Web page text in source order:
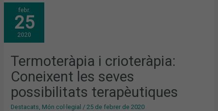
febr.
25
2020
Termoteràpia i crioteràpia:
Coneixent les seves
possibilitats terapèutiques
Destacats Món col·legial /25 de febrer de 2020
TERMOTERÀPIA
I
CRIOTERÀPIA:
CONEIXENT
LES
SEVES
POSSIBILITATS